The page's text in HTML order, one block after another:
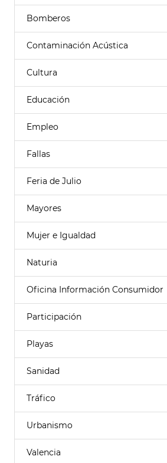
Bomberos
Contaminación Acústica
Cultura
Educación
Empleo
Fallas
Feria de Julio
Mayores
Mujer e Igualdad
Naturia
Oficina Información Consumidor
Participación
Playas
Sanidad
Tráfico
Urbanismo
Valencia